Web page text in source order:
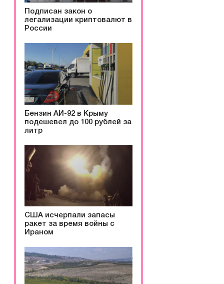
Подписан закон о
легализации криптовалют в
России
Бензин АИ-92 в Крыму
подешевел до 100 рублей за
литр
США исчерпали запасы
ракет за время войны с
Ираном